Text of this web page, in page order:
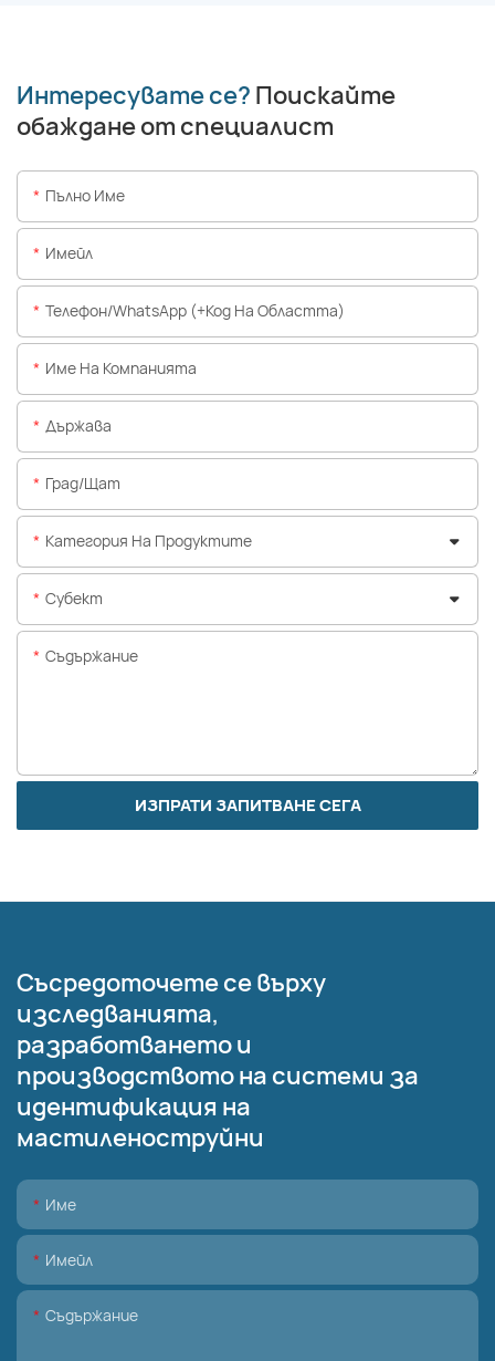
Интересувате се? Поискайте
обаждане от специалист
Пълно Име
Имейл
Телефон/WhatsApp (+Код На Областта)
Име На Компанията
Държава
Град/щат
Категория На Продуктите
Субект
Съдържание
ИЗПРАТИ ЗАПИТВАНЕ СЕГА
Съсредоточете се върху
изследванията,
разработването и
производството на системи за
идентификация на
мастиленоструйни
Име
Имейл
Съдържание